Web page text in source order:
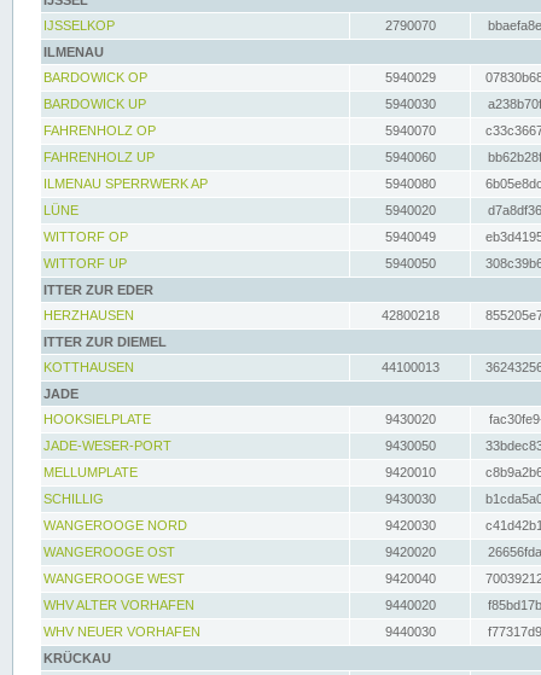
IJSSELKOP
2790070
ILMENAU
BARDOWICK OP
5940029
BARDOWICK UP
5940030
FAHRENHOLZ OP
5940070
FAHRENHOLZ UP
5940060
ILMENAU SPERRWERK AP
5940080
LÜNE
5940020
WITTORF OP
5940049
WITTORF UP
5940050
ITTER ZUR EDER
HERZHAUSEN
42800218
ITTER ZUR DIEMEL
KOTTHAUSEN
44100013
JADE
HOOKSIELPLATE
9430020
JADE-WESER-PORT
9430050
MELLUMPLATE
9420010
SCHILLIG
9430030
WANGEROOGE NORD
9420030
WANGEROOGE OST
9420020
WANGEROOGE WEST
9420040
WHV ALTER VORHAFEN
9440020
WHV NEUER VORHAFEN
9440030
KRÜCKAU